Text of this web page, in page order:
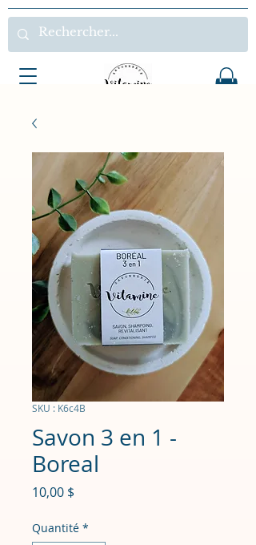
SKU : K6c4B
Savon 3 en 1 -
Boreal
10,00 $
Quantité *